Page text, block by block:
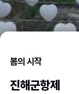
봄의 시작
진해군항제